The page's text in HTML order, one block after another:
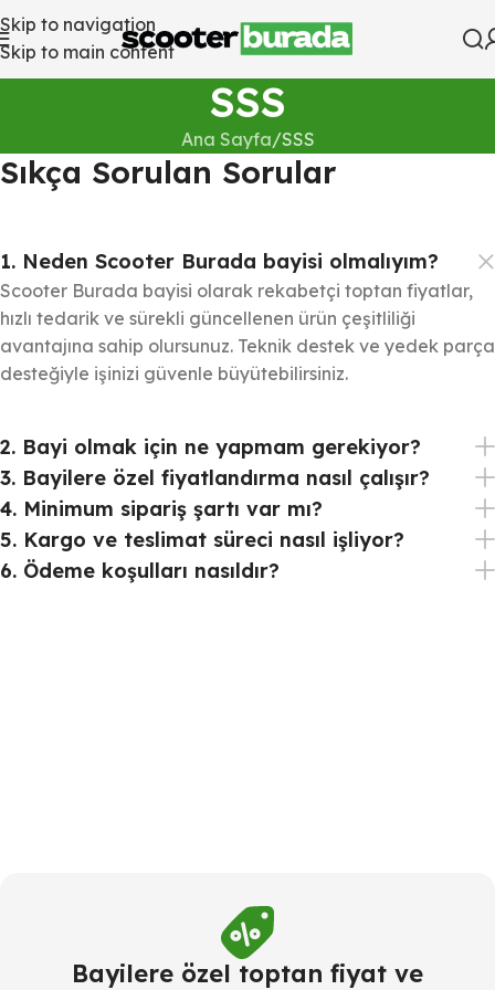
Skip to navigation
Skip to main content
SSS
Ana Sayfa SSS
Sıkça Sorulan Sorular
1. Neden Scooter Burada bayisi olmalıyım?
Scooter Burada bayisi olarak rekabetçi toptan fiyatlar,
hızlı tedarik ve sürekli güncellenen ürün çeşitliliği
avantajına sahip olursunuz. Teknik destek ve yedek parça
desteğiyle işinizi güvenle büyütebilirsiniz.
2. Bayi olmak için ne yapmam gerekiyor?
3. Bayilere özel fiyatlandırma nasıl çalışır?
4. Minimum sipariş şartı var mı?
5. Kargo ve teslimat süreci nasıl işliyor?
6. Ödeme koşulları nasıldır?
Bayilere özel toptan fiyat ve